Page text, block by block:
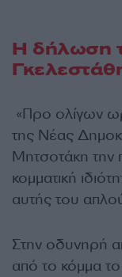
Η δήλωση
«Προ ολίγων
της Νέας
Μητσοτάκη την
κομματική
αυτής του
Στην οδυνηρή
από το κόμμα